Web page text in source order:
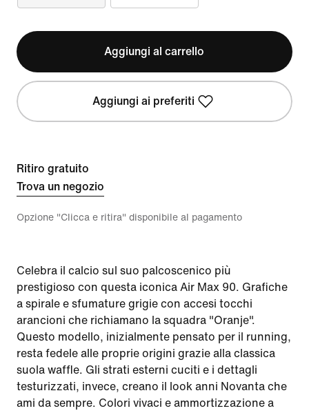
Aggiungi al carrello
Aggiungi ai preferiti
Ritiro gratuito
Trova un negozio
Opzione "Clicca e ritira" disponibile al pagamento
Celebra il calcio sul suo palcoscenico più
prestigioso con questa iconica Air Max 90. Grafiche
a spirale e sfumature grigie con accesi tocchi
arancioni che richiamano la squadra "Oranje".
Questo modello, inizialmente pensato per il running,
resta fedele alle proprie origini grazie alla classica
suola waffle. Gli strati esterni cuciti e i dettagli
testurizzati, invece, creano il look anni Novanta che
ami da sempre. Colori vivaci e ammortizzazione a